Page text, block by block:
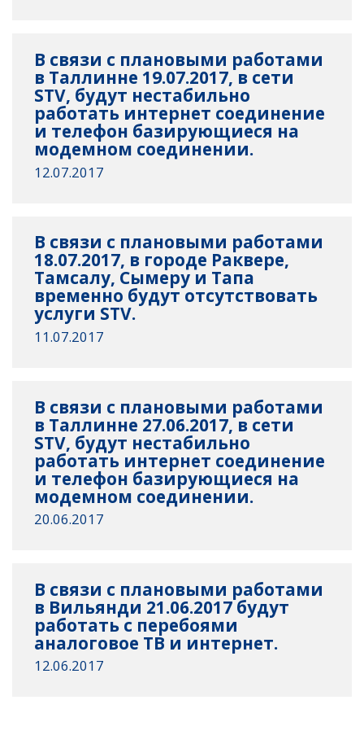
В связи с плановыми работами
в Таллинне 19.07.2017, в сети
STV, будут нестабильно
работать интернет соединение
и телефон базирующиеся на
модемном соединении.
12.07.2017
В связи с плановыми работами
18.07.2017, в городе Раквере,
Тамсалу, Сымеру и Тапа
временно будут отсутствовать
услуги STV.
11.07.2017
В связи с плановыми работами
в Таллинне 27.06.2017, в сети
STV, будут нестабильно
работать интернет соединение
и телефон базирующиеся на
модемном соединении.
20.06.2017
В связи с плановыми работами
в Вильянди 21.06.2017 будут
работать с перебоями
аналоговое ТВ и интернет.
12.06.2017